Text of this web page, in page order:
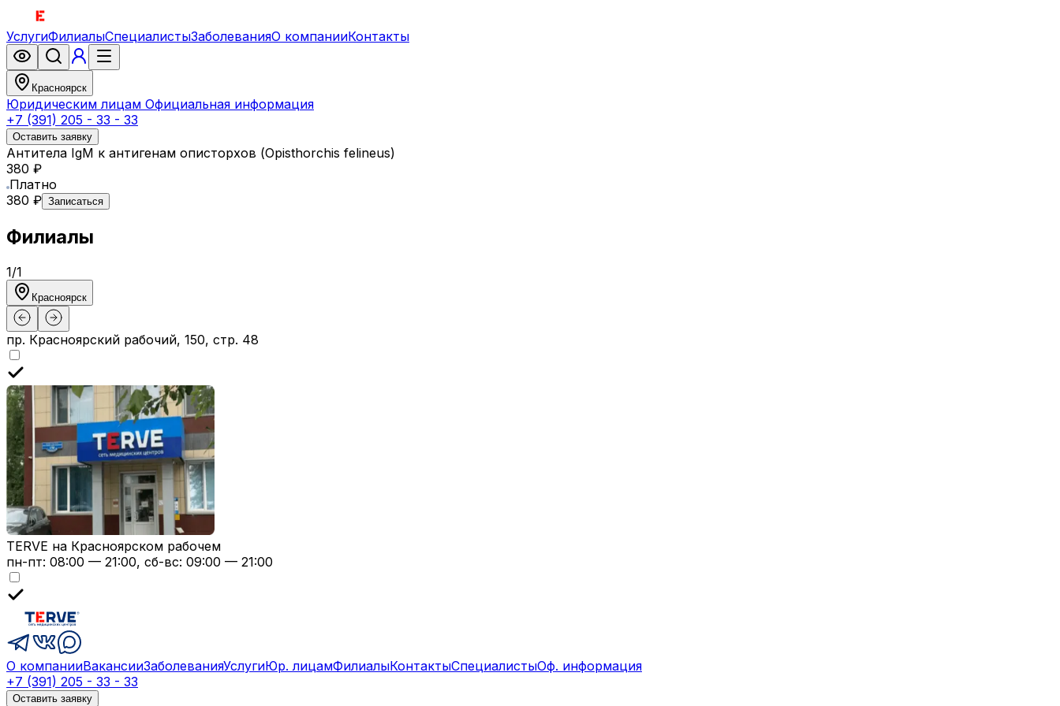
УслугиФилиалыСпециалистыЗаболеванияО компанииКонтакты
Красноярск
Юридическим лицам Официальная информация
+7 (391) 205 - 33 - 33
Оставить заявку
Антитела IgМ к антигенам описторхов (Opisthorchis felineus)
380 ₽
Платно
380 ₽ Записаться
Филиалы
1/1
Красноярск
пр. Красноярский рабочий, 150, стр. 48
TERVE на Красноярском рабочем
пн-пт: 08:00 — 21:00, сб-вс: 09:00 — 21:00
О компанииВакансииЗаболеванияУслугиЮр. лицамФилиалыКонтактыСпециалистыОф. информация
+7 (391) 205 - 33 - 33
Оставить заявку